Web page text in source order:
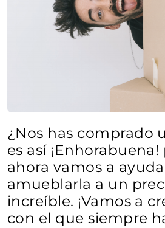
¿Nos has comprado
es así
ahora vamos a
amueblarla a un
increíble. ¡Vamos a
con el que siempre